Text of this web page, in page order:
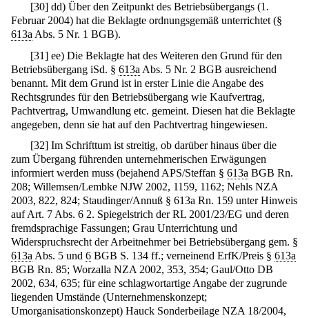
[30] dd) Über den Zeitpunkt des Betriebsübergangs (1.
Februar 2004) hat die Beklagte ordnungsgemäß unterrichtet (§
613a Abs. 5 Nr. 1 BGB).
[31] ee) Die Beklagte hat des Weiteren den Grund für den
Betriebsübergang iSd. § 613a Abs. 5 Nr. 2 BGB ausreichend
benannt. Mit dem Grund ist in erster Linie die Angabe des
Rechtsgrundes für den Betriebsübergang wie Kaufvertrag,
Pachtvertrag, Umwandlung etc. gemeint. Diesen hat die Beklagte
angegeben, denn sie hat auf den Pachtvertrag hingewiesen.
[32] Im Schrifttum ist streitig, ob darüber hinaus über die
zum Übergang führenden unternehmerischen Erwägungen
informiert werden muss (bejahend APS/Steffan § 613a BGB Rn.
208; Willemsen/Lembke NJW 2002, 1159, 1162; Nehls NZA
2003, 822, 824; Staudinger/Annuß § 613a Rn. 159 unter Hinweis
auf Art. 7 Abs. 6 2. Spiegelstrich der RL 2001/23/EG und deren
fremdsprachige Fassungen; Grau Unterrichtung und
Widerspruchsrecht der Arbeitnehmer bei Betriebsübergang gem. §
613a Abs. 5 und 6 BGB S. 134 ff.; verneinend ErfK/Preis § 613a
BGB Rn. 85; Worzalla NZA 2002, 353, 354; Gaul/Otto DB
2002, 634, 635; für eine schlagwortartige Angabe der zugrunde
liegenden Umstände (Unternehmenskonzept;
Umorganisationskonzept) Hauck Sonderbeilage NZA 18/2004,